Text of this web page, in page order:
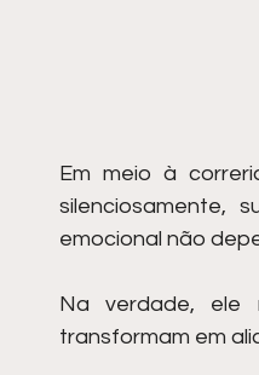
Em meio à
silenciosamente,
emocional não
Na verdade, ele
transformam em